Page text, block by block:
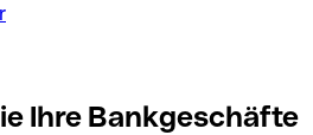
Ihre Bankgeschäfte